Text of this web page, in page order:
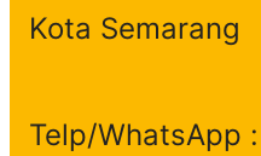
Kota Semarang
Telp/WhatsApp :